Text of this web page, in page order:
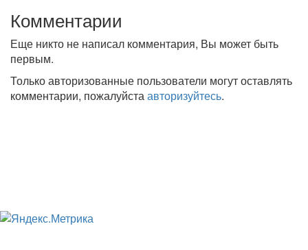
Комментарии
Еще никто не написал комментария, Вы может быть
первым.
Только авторизованные пользователи могут оставлять
комментарии, пожалуйстаавторизуйтесь.